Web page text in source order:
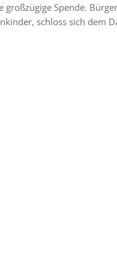
Spende.
schloss sich dem